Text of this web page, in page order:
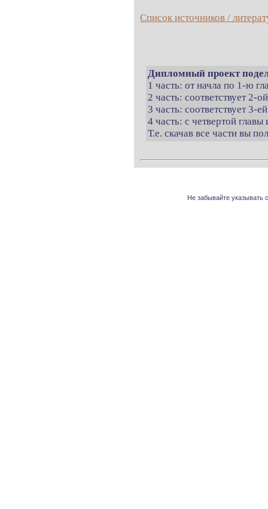
Список источников /
Дипломный проект
1 часть: от начла по 1-ю
2 часть: соответствует 2-
3 часть: соответствует 3-
4 часть: с четвертой
Т.е. скачав все части вы
Не забывайте указывать